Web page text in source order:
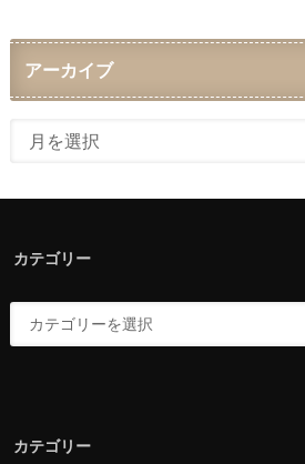
アーカイブ
カテゴリー
カテゴリー